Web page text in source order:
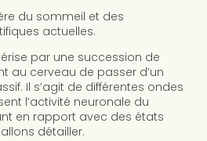
du sommeil et des
actuelles.
par une succession de
au cerveau de passer d’un
Il s’agit de différentes ondes
l’activité neuronale du
en rapport avec des états
détailler.